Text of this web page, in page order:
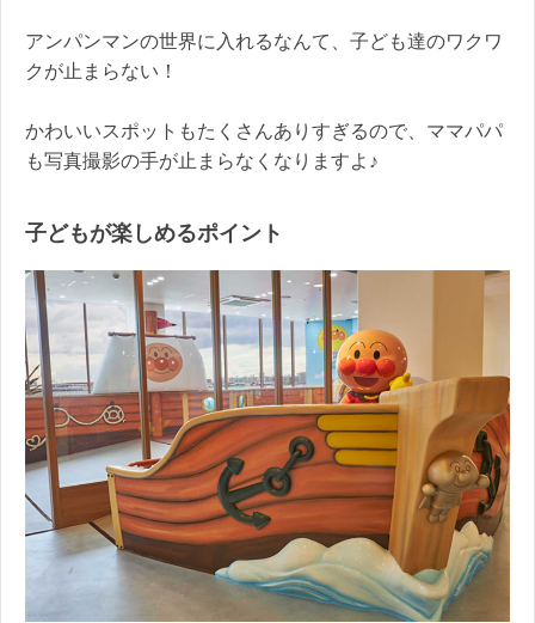
アンパンマンの世界に入れるなんて、子ども達のワクワ
クが止まらない！
かわいいスポットもたくさんありすぎるので、ママパパ
も写真撮影の手が止まらなくなりますよ♪
子どもが楽しめるポイント